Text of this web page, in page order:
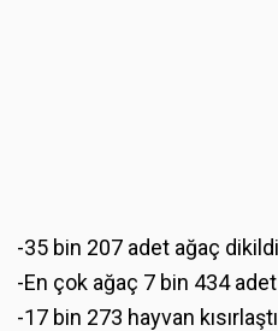
-35 bin 207 adet ağaç
-En çok ağaç 7 bin 434
-17 bin 273 hayvan